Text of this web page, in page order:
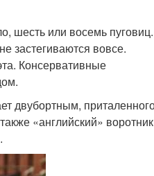
шесть или восемь пуговиц.
застегиваются вовсе.
Консервативные
двубортным,
«английский»